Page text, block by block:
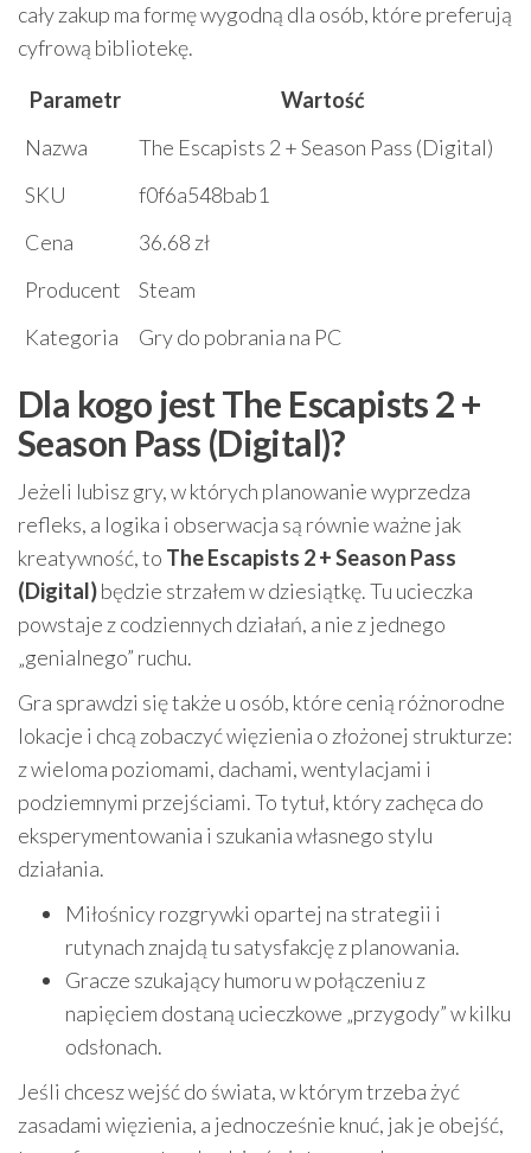
cały zakup ma formę wygodną dla osób, które preferują
cyfrową bibliotekę.
Parametr
Wartość
Nazwa
The Escapists 2 + Season Pass (Digital)
SKU
f0f6a548bab1
Cena
36.68 zł
Producent
Steam
Kategoria
Gry do pobrania na PC
Dla kogo jest The Escapists 2 +
Season Pass (Digital)?
Jeżeli lubisz gry, w których planowanie wyprzedza
refleks, a logika i obserwacja są równie ważne jak
kreatywność, to The Escapists 2 + Season Pass
(Digital)będzie strzałem w dziesiątkę. Tu ucieczka
powstaje z codziennych działań, a nie z jednego
„genialnego” ruchu.
Gra sprawdzi się także u osób, które cenią różnorodne
lokacje i chcą zobaczyć więzienia o złożonej strukturze:
z wieloma poziomami, dachami, wentylacjami i
podziemnymi przejściami. To tytuł, który zachęca do
eksperymentowania i szukania własnego stylu
działania.
Miłośnicy rozgrywki opartej na strategii i
rutynach znajdą tu satysfakcję z planowania.
Gracze szukający humoru w połączeniu z
napięciem dostaną ucieczkowe „przygody” w kilku
odsłonach.
Jeśli chcesz wejść do świata, w którym trzeba żyć
zasadami więzienia, a jednocześnie knuć, jak je obejść,